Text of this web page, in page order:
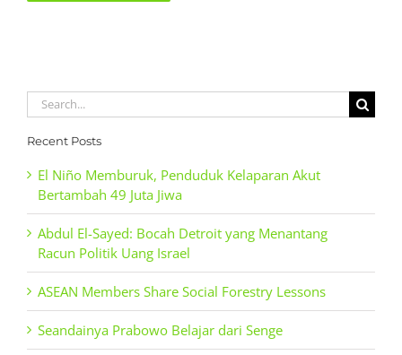
Search
for:
Recent Posts
El Niño Memburuk, Penduduk Kelaparan Akut
Bertambah 49 Juta Jiwa
Abdul El-Sayed: Bocah Detroit yang Menantang
Racun Politik Uang Israel
ASEAN Members Share Social Forestry Lessons
Seandainya Prabowo Belajar dari Senge